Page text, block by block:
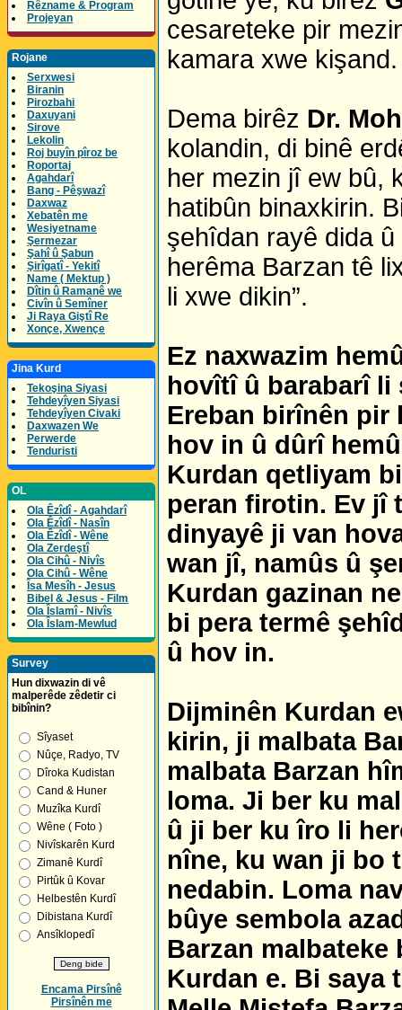
Rêzname & Program
Projeyan
Rojane
Serxwesi
Biranin
Pirozbahi
Daxuyani
Sirove
Lekolin
Roj buyîn pîroz be
Roportaj
Agahdarî
Bang - Pêşwazî
Daxwaz
Xebatên me
Wesiyetname
Şermezar
Şahî û Şabun
Şirîgatî - Yekitî
Name ( Mektup )
Dîtin û Ramanê we
Civîn û Semîner
Ji Raya Giştî Re
Xonçe, Xwençe
Jina Kurd
Tekoşina Siyasi
Tehdeyîyen Siyasi
Tehdeyîyen Civaki
Daxwazen We
Perwerde
Tenduristi
OL
Ola Êzîdî - Agahdarî
Ola Êzîdî - Nasîn
Ola Êzîdî - Wêne
Ola Zerdeştî
Ola Cihû - Nivîs
Ola Cihû - Wêne
Îsa Mesîh - Jesus
Bibel & Jesus - Film
Ola Îslamî - Nivîs
Ola Îslam-Mewlud
Survey
Hun dixwazin di vê
malperêde zêdetir ci
bibînin?
Sîyaset
Nûçe, Radyo, TV
Dîroka Kudistan
Cand & Huner
Muzîka Kurdî
Wêne ( Foto )
Nivîskarên Kurd
Zimanê Kurdî
Pirtûk û Kovar
Helbestên Kurdî
Dibistana Kurdî
Ansîklopedî
Encama Pirsînê
Pirsînên me
cesareteke pir
kamara xwe kişand.
Dema birêz Dr.
kolandin, di binê
her mezin jî ew bû,
hatibûn binaxkirin.
şehîdan rayê dida
herêma Barzan tê
li xwe dikin”.
Ez naxwazim
hovîtî û barabarî li
Ereban birînên pir
hov in û dûrî
Kurdan qetliyam
peran firotin. Ev jî
dinyayê ji van
wan jî, namûs û
Kurdan gazinan
bi pera termê
û hov in.
Dijminên Kurdan
kirin, ji malbata
malbata Barzan
loma. Ji ber ku
û ji ber ku îro li
nîne, ku wan ji bo
nedabin. Loma
bûye sembola
Barzan
Kurdan e. Bi saya